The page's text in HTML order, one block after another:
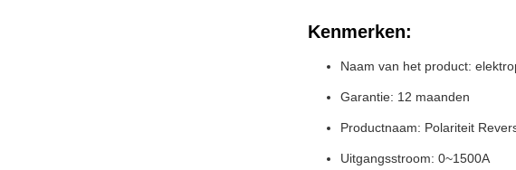
Kenmerken:
Naam van het product:
Garantie: 12 maanden
Productnaam: Polariteit
Uitgangsstroom: 0~1500A